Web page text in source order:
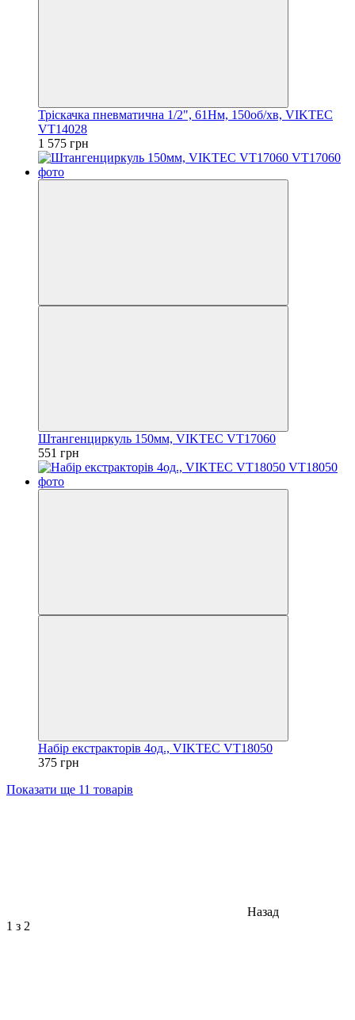
Тріскачка пневматична 1/2", 61Нм, 150об/хв, VIKTEC
VT14028
1 575 грн
Штангенциркуль 150мм, VIKTEC VT17060
551 грн
Набір екстракторів 4од., VIKTEC VT18050
375 грн
Показати ще 11 товарів
Назад
1 з 2